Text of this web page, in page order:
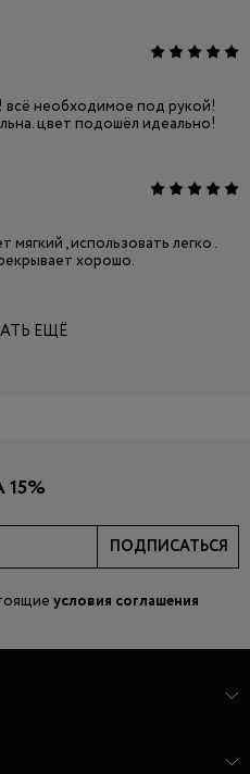
необходимое под рукой!
цвет подошёл идеально!
, использовать легко .
хорошо.
ЕЩЁ
ПОДПИСАТЬСЯ
условия соглашения